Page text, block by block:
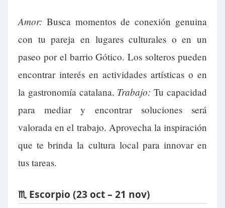
Amor: Busca momentos de conexión genuina
con tu pareja en lugares culturales o en un
paseo por el barrio Gótico. Los solteros pueden
encontrar interés en actividades artísticas o en
la gastronomía catalana. Trabajo: Tu capacidad
para mediar y encontrar soluciones será
valorada en el trabajo. Aprovecha la inspiración
que te brinda la cultura local para innovar en
tus tareas.
♏ Escorpio (23 oct – 21 nov)